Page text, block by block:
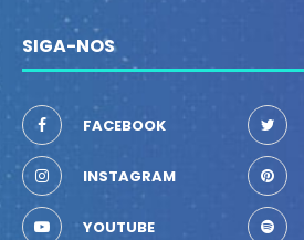
SIGA-NOS
FACEBOOK
INSTAGRAM
YOUTUBE